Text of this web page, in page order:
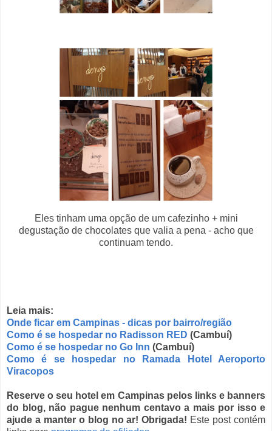
Eles tinham uma opção de um cafezinho + mini
degustação de chocolates que valia a pena - acho que
continuam tendo.
Leia mais:
Onde ficar em Campinas - dicas por bairro/região
Como é se hospedar no Radisson RED (Cambuí)
Como é se hospedar no Go Inn (Cambuí)
Como é se hospedar no Ramada Hotel Aeroporto
Viracopos
Reserve o seu hotel em Campinas pelos links e banners
do blog, não pague nenhum centavo a mais por isso e
ajude a manter o blog no ar! Obrigada! Este post contém